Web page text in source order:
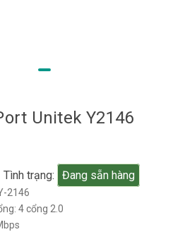
Unitek Y2146
Tình trạng: Đang sẵn hàng
2146
4 cổng 2.0